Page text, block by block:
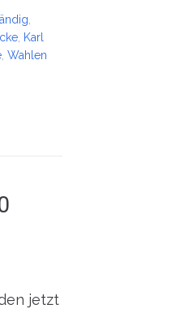
Karl
Wahlen
jetzt